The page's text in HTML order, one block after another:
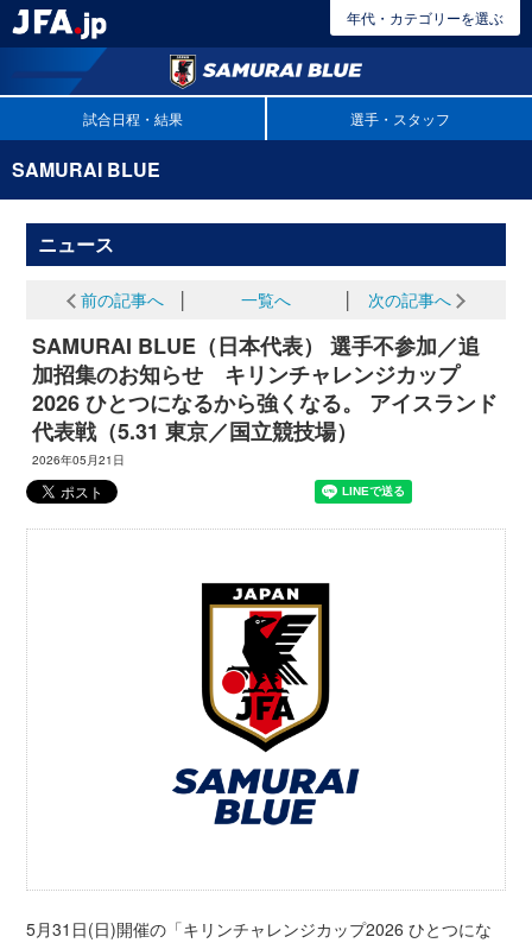
年代・カテゴリーを選ぶ
試合日程・結果 選手・スタッフ
SAMURAI BLUE
ニュース
前の記事へ 一覧へ 次の記事へ
SAMURAI BLUE（日本代表） 選手不参加／追
加招集のお知らせ キリンチャレンジカップ
2026 ひとつになるから強くなる。 アイスランド
代表戦（5.31 東京／国立競技場）
2026年05月21日
5月31日(日)開催の「キリンチャレンジカップ2026 ひとつにな